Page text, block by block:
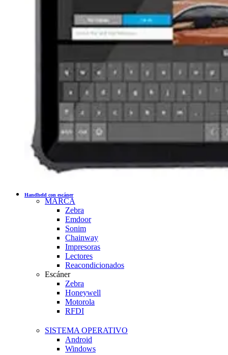
Handheld con escáner
MARCA
Zebra
Emdoor
Sonim
Chainway
Impresoras
Lectores
Reacondicionados
Escáner
Zebra
Honeywell
Motorola
RFDI
SISTEMA OPERATIVO
Android
Windows